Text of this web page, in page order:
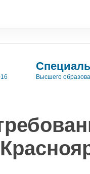
Высшего